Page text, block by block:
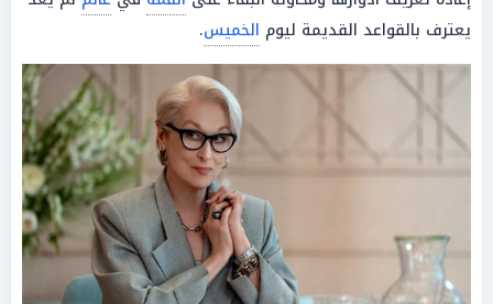
يعترف بالقواعد القديمة ليوم الخميس.